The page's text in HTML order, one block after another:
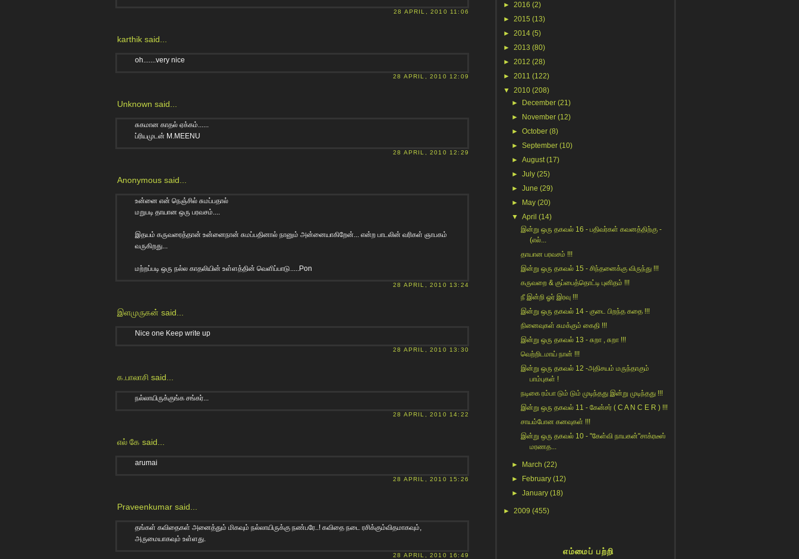
28 APRIL, 2010 11:06
karthik said...
oh.......very nice
28 APRIL, 2010 12:09
Unknown said...
சுகமான காதல் ஏக்கம்......
ப்ரியமுடன் M.MEENU
28 APRIL, 2010 12:29
Anonymous said...
உன்னை என் நெஞ்சில் சுமப்பதால்
மறுபடி தாயான ஒரு பரவசம்....
இத‌ய‌ம் கருவரைத்தான் உன்னைநான் சும‌ப்ப‌தினால் நானும் அன்னையாகிறேன்... என்ற‌ பாட‌லின் வ‌ரிக‌ள் ஞாப‌க‌ம்
வ‌ருகிற‌து...
மற்றப்படி ஒரு நல்ல காதலியின் உள்ளத்தின் வெளிப்பாடு.....Pon
28 APRIL, 2010 13:24
இளமுருகன் said...
Nice one Keep write up
28 APRIL, 2010 13:30
க.பாலாசி said...
நல்லாயிருக்குங்க சங்கர்...
28 APRIL, 2010 14:22
எல் கே said...
arumai
28 APRIL, 2010 15:26
Praveenkumar said...
தங்கள் கவிதைகள் அனைத்தும் மிகவும் நல்லாயிருக்கு நண்பரே..! கவிதை நடை ரசிக்கும்விதமாகவும்,
அருமையாகவும் உள்ளது.
28 APRIL, 2010 16:49
► 2016 (2)
► 2015 (13)
► 2014 (5)
► 2013 (80)
► 2012 (28)
► 2011 (122)
▼ 2010 (208)
►
December (21)
►
November (12)
►October (8)
►September (10)
►August (17)
►July (25)
►June (29)
►
May (20)
▼ April (14)
இன்று ஒரு தகவல் 16 - பதிவர்கள் கவனத்திற்கு -
(எல்...
தாயான பரவசம் !!!
இன்று ஒரு தகவல் 15 - சிந்தனைக்கு விருந்து !!!
கருவறை & குப்பைத்தொட்டி புனிதம் !!!
நீ இன்றி ஓர் இரவு !!!
இன்று ஒரு தகவல் 14 - குடை பிறந்த கதை !!!
நினைவுகள் சுமக்கும் கைதி !!!
இன்று ஒரு தகவல் 13 - சுறா , சுறா !!!
வெற்றிடமாய் நான் !!!
இன்று ஒரு தகவல் 12 -அதிசயம் மருந்தாகும்
பாம்புகள் !
நடிகை ரம்பா டும் டும் முடிந்தது இன்று முடிந்தது !!!
இன்று ஒரு தகவல் 11 - கேன்சர் ( C A N C E R ) !!!
சாயம்போன கனவுகள் !!!
இன்று ஒரு தகவல் 10 - "கேள்வி நாயகன்"சாக்ரடீஸ்
மரணத...
► March (22)
►
February (12)
►January (18)
► 2009 (455)
எம்மைப் பற்றி